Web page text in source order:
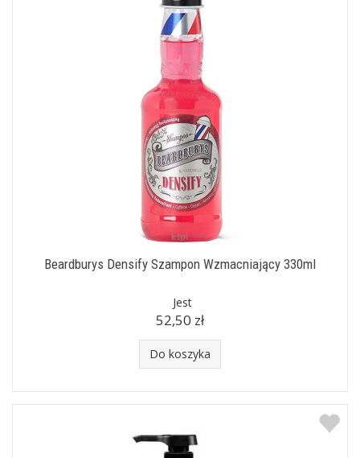
Beardburys Densify Szampon Wzmacniający 330ml
Jest
52,50 zł
Do koszyka